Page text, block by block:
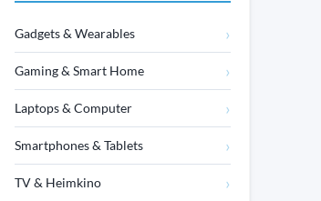
Gadgets & Wearables ›
Gaming & Smart Home ›
Laptops & Computer ›
Smartphones & Tablets ›
TV & Heimkino ›